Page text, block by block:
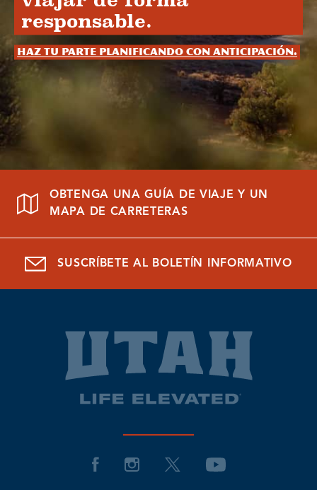
responsable.
Haz tu parte planificando con anticipación.
OBTENGA UNA GUÍA DE VIAJE Y UN
MAPA DE CARRETERAS
SUSCRÍBETE AL BOLETÍN INFORMATIVO